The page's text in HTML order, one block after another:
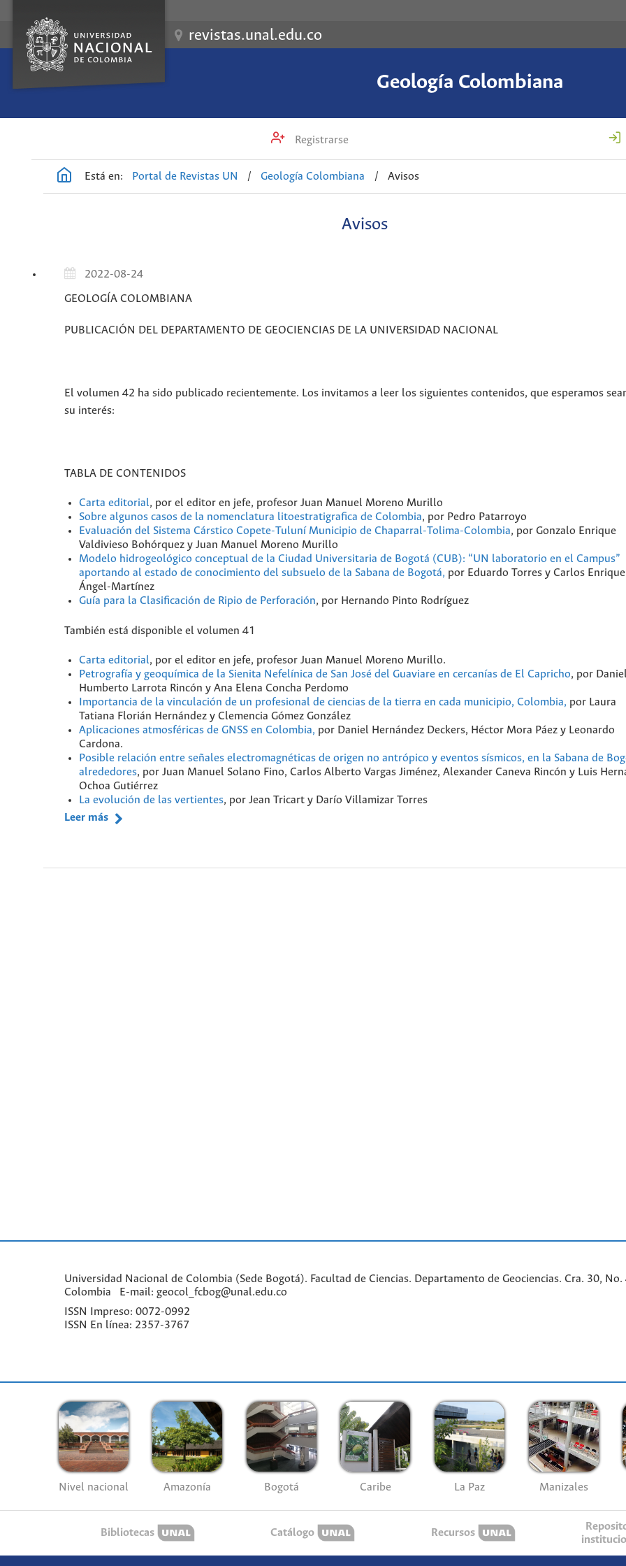
revistas.unal.edu.co
Geología Colombiana
Registrarse
Está en: Portal de Revistas UN / Geología Colombiana / Avisos
Avisos
2022-08-24
GEOLOGÍA COLOMBIANA
PUBLICACIÓN DEL DEPARTAMENTO DE GEOCIENCIAS DE LA UNIVERSIDAD NACIONAL
El volumen 42 ha sido publicado recientemente. Los invitamos a leer los siguientes contenidos, que esperamos
su interés:
TABLA DE CONTENIDOS
Carta editorial, por el editor en jefe, profesor Juan Manuel Moreno Murillo
Sobre algunos casos de la nomenclatura litoestratigrafica de Colombia, por Pedro Patarroyo
Evaluación del Sistema Cárstico Copete-Tuluní Municipio de Chaparral-Tolima-Colombia, por Gonzalo Enrique
Valdivieso Bohórquez y Juan Manuel Moreno Murillo
Modelo hidrogeológico conceptual de la Ciudad Universitaria de Bogotá (CUB): “UN laboratorio en el Campus”
aportando al estado de conocimiento del subsuelo de la Sabana de Bogotá, por Eduardo Torres y Carlos Enrique
Ángel-Martínez
Guía para la Clasificación de Ripio de Perforación, por Hernando Pinto Rodríguez
También está disponible el volumen 41
Carta editorial, por el editor en jefe, profesor Juan Manuel Moreno Murillo.
Petrografía y geoquímica de la Sienita Nefelínica de San José del Guaviare en cercanías de El Capricho, por Daniel
Humberto Larrota Rincón y Ana Elena Concha Perdomo
Importancia de la vinculación de un profesional de ciencias de la tierra en cada municipio, Colombia, por Laura
Tatiana Florián Hernández y Clemencia Gómez González
Aplicaciones atmosféricas de GNSS en Colombia, por Daniel Hernández Deckers, Héctor Mora Páez y Leonardo
Cardona.
Posible relación entre señales electromagnéticas de origen no antrópico y eventos sísmicos, en la Sabana de
alrededores, por Juan Manuel Solano Fino, Carlos Alberto Vargas Jiménez, Alexander Caneva Rincón y Luis
Ochoa Gutiérrez
La evolución de las vertientes, por Jean Tricart y Darío Villamizar Torres
Leer más
Universidad Nacional de Colombia (Sede Bogotá). Facultad de Ciencias. Departamento de Geociencias. Cra. 30,
Colombia E-mail: geocol_fcbog@unal.edu.co
ISSN Impreso: 0072-0992
ISSN En línea: 2357-3767
Nivel nacional Amazonía Bogotá Caribe La Paz Manizales
Bibliotecas Catálogo Recursos